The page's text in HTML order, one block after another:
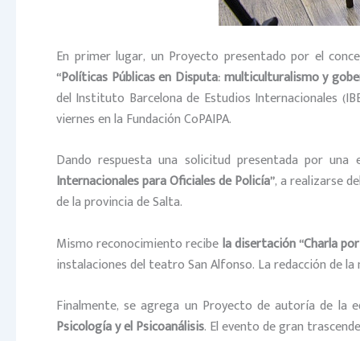
En primer lugar, un Proyecto presentado por el
“Políticas Públicas en Disputa: multiculturalismo y
del Instituto Barcelona de Estudios Internacionales
viernes en la Fundación CoPAIPA.
Dando respuesta una solicitud presentada por una
Internacionales para Oficiales de Policía”, a realizarse
de la provincia de Salta.
Mismo reconocimiento recibela disertación “Charla
instalaciones del teatro San Alfonso. La redacción de
Finalmente, se agrega un Proyecto de autoría de la
Psicología y el Psicoanálisis. El evento de gran